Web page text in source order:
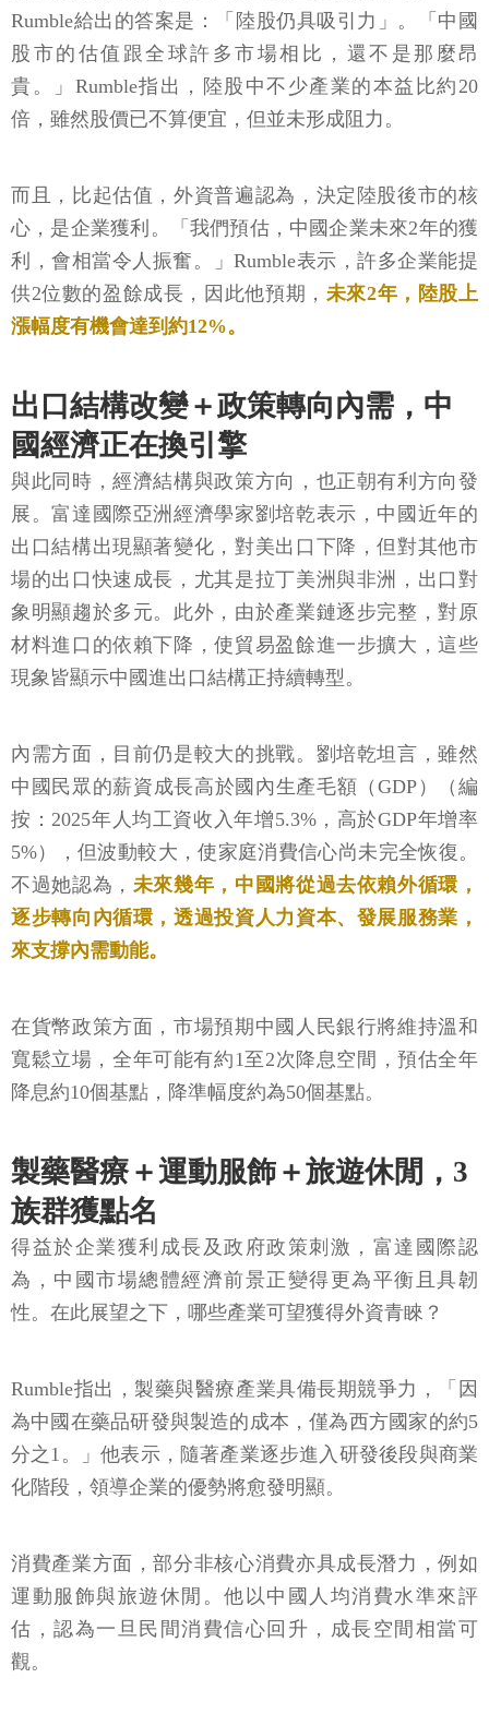
Rumble給出的答案是：「陸股仍具吸引力」。「中國
股市的估值跟全球許多市場相比，還不是那麼昂
貴。」Rumble指出，陸股中不少產業的本益比約20
倍，雖然股價已不算便宜，但並未形成阻力。
而且，比起估值，外資普遍認為，決定陸股後市的核
心，是企業獲利。「我們預估，中國企業未來2年的獲
利，會相當令人振奮。」Rumble表示，許多企業能提
供2位數的盈餘成長，因此他預期， 未來2年，陸股上
漲幅度有機會達到約12%。
出口結構改變＋政策轉向內需，中
國經濟正在換引擎
與此同時，經濟結構與政策方向，也正朝有利方向發
展。富達國際亞洲經濟學家劉培乾表示，中國近年的
出口結構出現顯著變化，對美出口下降，但對其他市
場的出口快速成長，尤其是拉丁美洲與非洲，出口對
象明顯趨於多元。此外，由於產業鏈逐步完整，對原
材料進口的依賴下降，使貿易盈餘進一步擴大，這些
現象皆顯示中國進出口結構正持續轉型。
內需方面，目前仍是較大的挑戰。劉培乾坦言，雖然
中國民眾的薪資成長高於國內生產毛額（GDP）（編
按：2025年人均工資收入年增5.3%，高於GDP年增率
5%），但波動較大，使家庭消費信心尚未完全恢復。
不過她認為， 未來幾年，中國將從過去依賴外循環，
逐步轉向內循環，透過投資人力資本、發展服務業，
來支撐內需動能。
在貨幣政策方面，市場預期中國人民銀行將維持溫和
寬鬆立場，全年可能有約1至2次降息空間，預估全年
降息約10個基點，降準幅度約為50個基點。
製藥醫療＋運動服飾＋旅遊休閒，3
族群獲點名
得益於企業獲利成長及政府政策刺激，富達國際認
為，中國市場總體經濟前景正變得更為平衡且具韌
性。在此展望之下，哪些產業可望獲得外資青睞？
Rumble指出，製藥與醫療產業具備長期競爭力，「因
為中國在藥品研發與製造的成本，僅為西方國家的約5
分之1。」他表示，隨著產業逐步進入研發後段與商業
化階段，領導企業的優勢將愈發明顯。
消費產業方面，部分非核心消費亦具成長潛力，例如
運動服飾與旅遊休閒。他以中國人均消費水準來評
估，認為一旦民間消費信心回升，成長空間相當可
觀。